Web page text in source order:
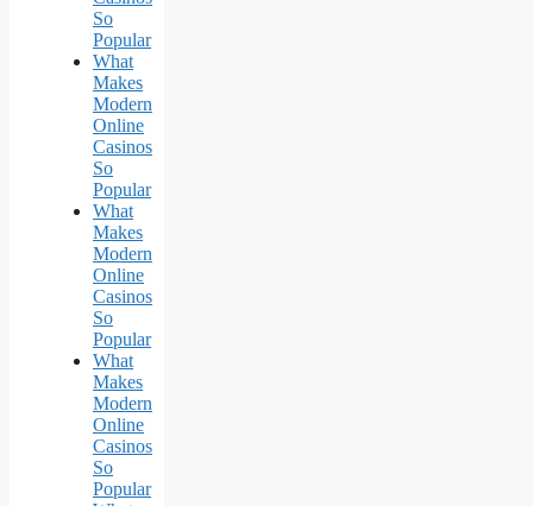
So
Popular
What
Makes
Modern
Online
Casinos
So
Popular
What
Makes
Modern
Online
Casinos
So
Popular
What
Makes
Modern
Online
Casinos
So
Popular